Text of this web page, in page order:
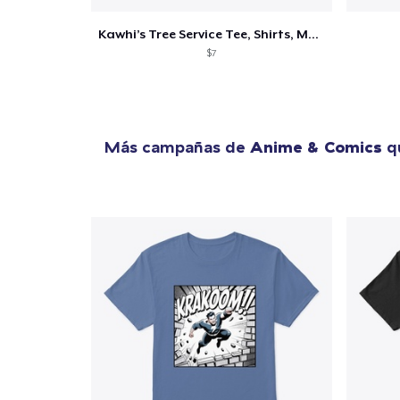
Kawhi’s Tree Service Tee, Shirts, Mug
$7
Más campañas de Anime & Comics